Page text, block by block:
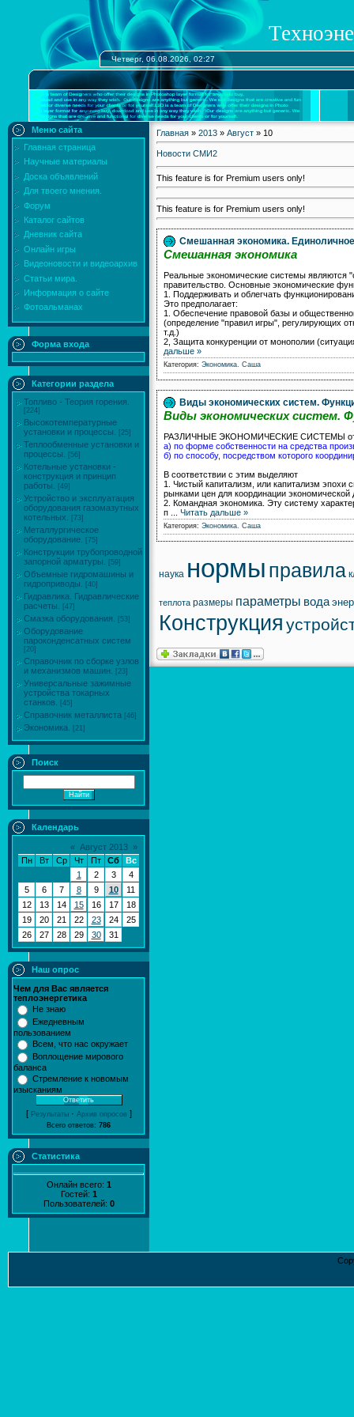
Четверг, 06.08.2026, 02:27
Меню сайта
Главная страница
Научные материалы
Доска объявлений
Для твоего мнения.
Форум
Каталог сайтов
Дневник сайта
Онлайн игры
Видеоновости и видеоархив
Статьи мира.
Информация о сайте
Фотоальманах
Форма входа
Категории раздела
Топливо - Теория горения.
[224]
Высокотемпературные
установки и процессы.
[25]
Теплообменные установки и
процессы.
[56]
Котельные установки -
конструкция и принцип
работы.
[49]
Устройство и эксплуатация
оборудования газомазутных
котельных.
[73]
Металлургическое
оборудование.
[75]
Конструкции трубопроводной
запорной арматуры.
[59]
Объемные гидромашины и
гидроприводы.
[40]
Гидравлика. Гидравлические
расчеты.
[47]
Смазка оборудования. [53]
Оборудование
пароконденсатных систем
[20]
Справочник по сборке узлов
и механизмов машин.
[23]
Универсальные зажимные
устройства токарных
станков.
[45]
Справочник металлиста [46]
Экономика. [21]
Поиск
Календарь
« Август 2013 »
Пн
Вт Ср Чт Пт Сб
Вс
1
2 3
4
5
6 7 8 9 10
11
12
13 14 15 16 17
18
19
20 21 22 23 24
25
26
27 28 29 30 31
Наш опрос
Чем для Вас является
теплоэнергетика
Не знаю
Ежедневным
пользованием
Всем, что нас окружает
Воплощение мирового
баланса
Стремление к новомым
изысканиям
[ Результаты· Архив опросов ]
Всего ответов: 786
Статистика
Онлайн всего: 1
Гостей: 1
Пользователей: 0
Главная » 2013 » Август » 10
Новости СМИ2
This feature is for Premium users only!
This feature is for Premium users only!
Смешанная экономика.
Смешанная экономика
Реальные экономические системы являются
правительство. Основные экономические
1. Поддерживать и облегчать
Это предполагает:
1. Обеспечение правовой базы и
(определение "правил игры", регулирующих
т.д.)
2, Защита конкуренции от монополии
дальше »
Категория: Экономика. Саша
Виды экономических систем.
Виды экономических систем.
РАЗЛИЧНЫЕ ЭКОНОМИЧЕСКИЕ СИСТЕМЫ
а) по форме собственности на средства
б) по способу, посредством которого
В соответствии с этим выделяют
1. Чистый капитализм, или капитализм эпохи
рынками цен для координации экономической
2. Командная экономика. Эту систему
п
Читать дальше »
Категория: Экономика. Саша
наука нормы правила
теплота размеры параметры вода
Конструкция